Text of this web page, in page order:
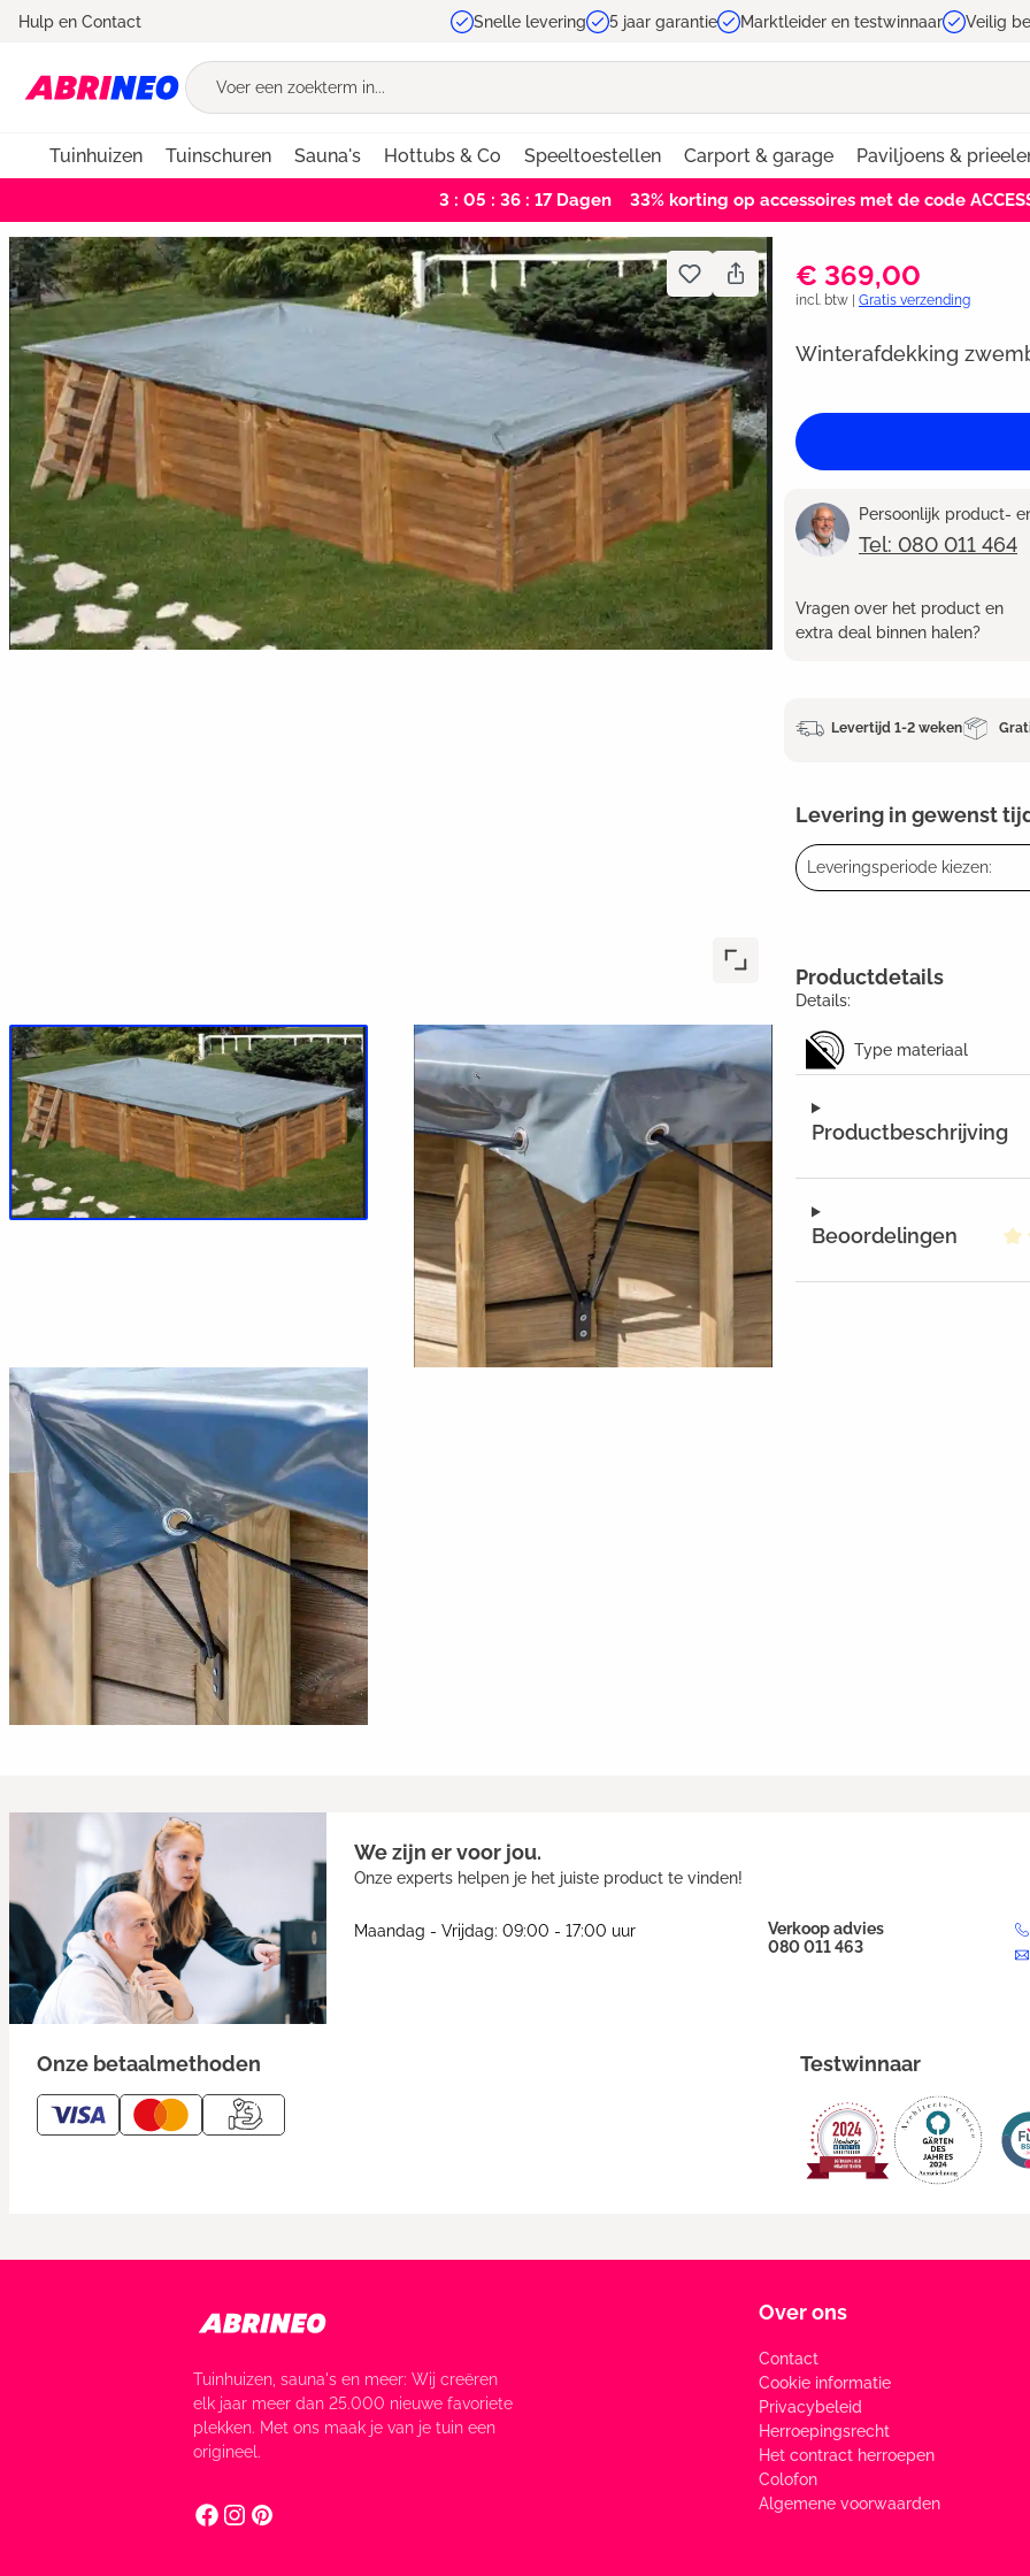
Ga naar de hoofdnavigatie
Hulp en Contact Snelle levering 5 jaar garantie Marktleider en testwinnaar Veilig
Tuinhuizen Tuinschuren Sauna's Hottubs & Co Speeltoestellen Carport & garage Paviljoens &
3 : 05 : 36 : 17Dagen 33% korting op accessoires met de code
Bildergalerie überspringen
€ 369,00
incl. btw | Gratis verzending
Winterafdekking
Persoonlijk product-
Tel: 080 011 464
Vragen over het product en
extra deal binnen halen?
Levertijd 1-2 weken
Levering in gewenst
Leveringsperiode kiezen:
Productbeschrijving
Beoordelingen
Productdetails
Details:
Type materiaal
We zijn er voor jou.
Onze experts helpen je het juiste product te vinden!
Maandag - Vrijdag: 09:00 - 17:00 uur
Verkoop advies
080 011 463
Onze betaalmethoden Testwinnaar
Tuinhuizen, sauna's en meer: Wij creëren
elk jaar meer dan 25.000 nieuwe favoriete
plekken. Met ons maak je van je tuin een
origineel.
Over ons
Contact
Cookie informatie
Privacybeleid
Herroepingsrecht
Het contract herroepen
Colofon
Algemene voorwaarden